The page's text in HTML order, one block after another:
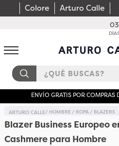
Colore Arturo Calle
03
¿QUÉ BUSCAS?
ENVÍO GRATIS POR
HOMBRE ROPA BLAZERS
Blazer Business Europeo
Cashmere para Hombre